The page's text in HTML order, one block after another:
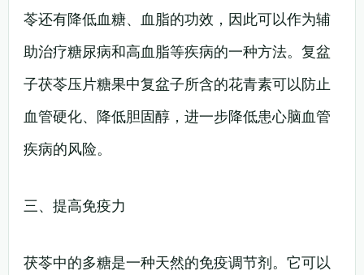
苓还有降低血糖、血脂的功效，因此可以作为辅
助治疗糖尿病和高血脂等疾病的一种方法。复盆
子茯苓压片糖果中复盆子所含的花青素可以防止
血管硬化、降低胆固醇，进一步降低患心脑血管
疾病的风险。
三、提高免疫力
茯苓中的多糖是一种天然的免疫调节剂。它可以